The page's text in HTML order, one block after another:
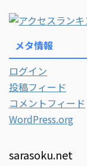
メタ情報
ログイン
投稿フィード
コメントフィード
WordPress.org
sarasoku.net